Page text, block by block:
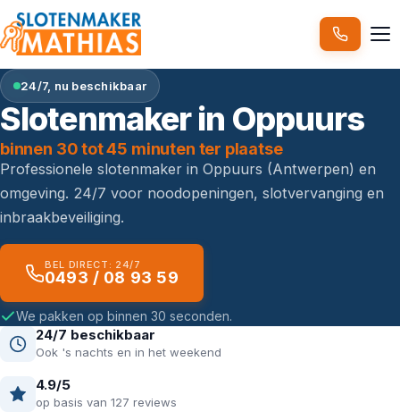
24/7, nu beschikbaar
Slotenmaker in Oppuurs
binnen 30 tot 45 minuten ter plaatse
Professionele slotenmaker in Oppuurs (Antwerpen) en
omgeving. 24/7 voor noodopeningen, slotvervanging en
inbraakbeveiliging.
BEL DIRECT: 24/7
0493 / 08 93 59
We pakken op binnen 30 seconden.
24/7 beschikbaar
Ook 's nachts en in het weekend
4.9/5
op basis van 127 reviews